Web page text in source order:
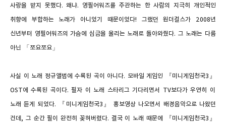
사랑을 받지 못했다.왜냐. 영필어워즈를 주관하는 한 사람의 지극히 개인적인
취향에 부합하는 노래가 아니었기 때문이었다! 그랬던 원더걸스가 2008년
신년부터 영필어워즈의 가슴에 심금을 울리는 노래로 돌아와줬다. 그 노래는 다름
아닌 「쪼요쪼요」
사실 이 노래 정규앨범에 수록된 곡이 아니다. 모바일 게임인 『미니게임천국3 』
OST에 수록된 곡이다.필자 이 노래 스타리그 기다리면서 TV보다가 우연히 이
노래 듣게 되었다. 『미니게임천국3 』 홍보영상 나오면서 배경음악으로 나왔던
건데, 그 순간 필이 완전히 꽂혀버렸다. 결국 이 노래 때문에 『미니게임천국3 』